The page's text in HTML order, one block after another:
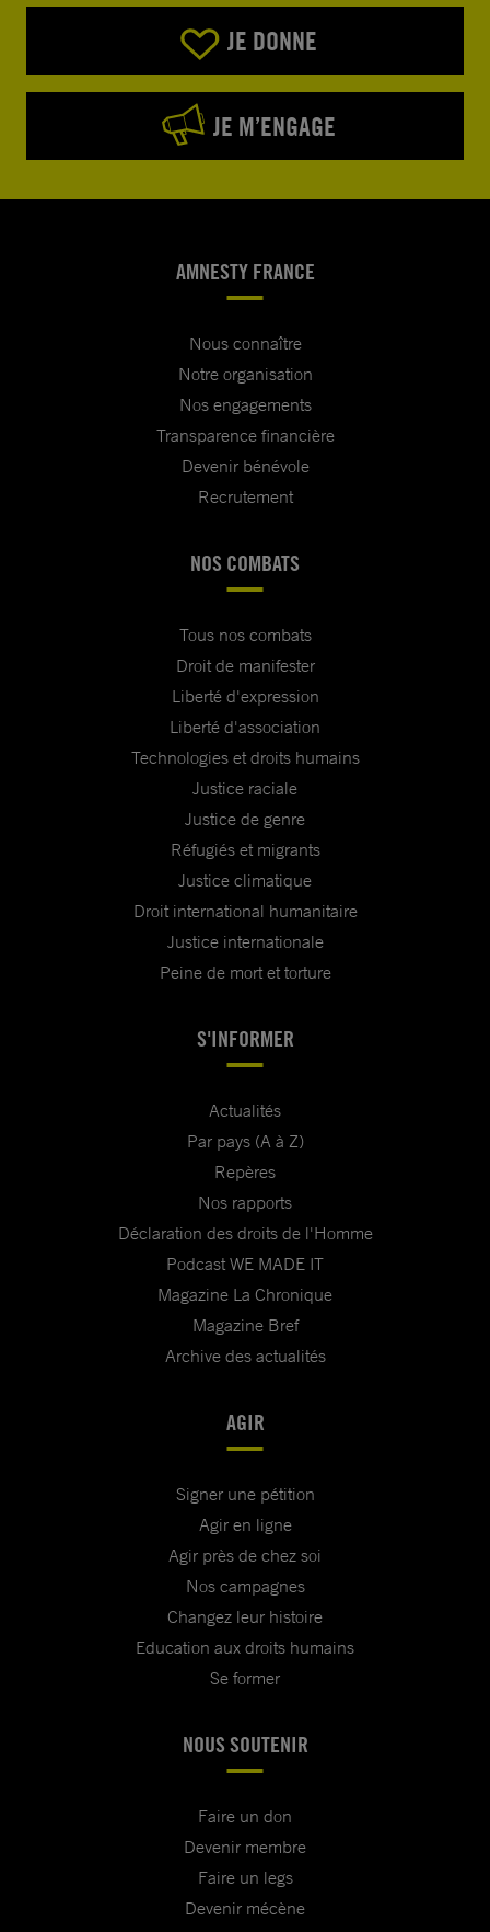
JE DONNE
JE M’ENGAGE
AMNESTY FRANCE
Nous connaître
Notre organisation
Nos engagements
Transparence financière
Devenir bénévole
Recrutement
NOS COMBATS
Tous nos combats
Droit de manifester
Liberté d'expression
Liberté d'association
Technologies et droits humains
Justice raciale
Justice de genre
Réfugiés et migrants
Justice climatique
Droit international humanitaire
Justice internationale
Peine de mort et torture
S'INFORMER
Actualités
Par pays (A à Z)
Repères
Nos rapports
Déclaration des droits de l'Homme
Podcast WE MADE IT
Magazine La Chronique
Magazine Bref
Archive des actualités
AGIR
Signer une pétition
Agir en ligne
Agir près de chez soi
Nos campagnes
Changez leur histoire
Education aux droits humains
Se former
NOUS SOUTENIR
Faire un don
Devenir membre
Faire un legs
Devenir mécène